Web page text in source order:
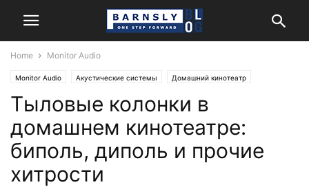
Home Monitor Audio
Monitor Audio Акустические системы Домашний кинотеатр
Обзоры и тесты
Тыловые колонки в
домашнем кинотеатре:
биполь, диполь и прочие
хитрости